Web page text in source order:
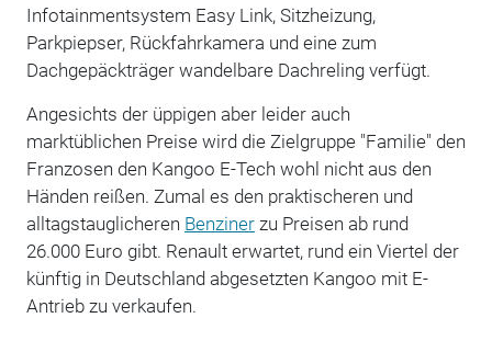
Infotainmentsystem Easy Link, Sitzheizung,
Parkpiepser, Rückfahrkamera und eine zum
Dachgepäckträger wandelbare Dachreling verfügt.
Angesichts der üppigen aber leider auch
marktüblichen Preise wird die Zielgruppe "Familie" den
Franzosen den Kangoo E-Tech wohl nicht aus den
Händen reißen. Zumal es den praktischeren und
alltagstauglicheren Benzinerzu Preisen ab rund
26.000 Euro gibt. Renault erwartet, rund ein Viertel der
künftig in Deutschland abgesetzten Kangoo mit E-
Antrieb zu verkaufen.